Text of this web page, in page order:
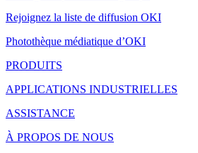
Rejoignez la liste de diffusion OKI
Photothèque médiatique d’OKI
PRODUITS
APPLICATIONS INDUSTRIELLES
ASSISTANCE
À PROPOS DE NOUS